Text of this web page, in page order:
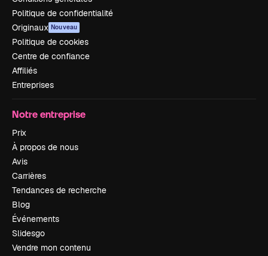
Politique de confidentialité
Originaux Nouveau
Politique de cookies
Centre de confiance
Affiliés
Entreprises
Notre entreprise
Prix
À propos de nous
Avis
Carrières
Tendances de recherche
Blog
Événements
Slidesgo
Vendre mon contenu